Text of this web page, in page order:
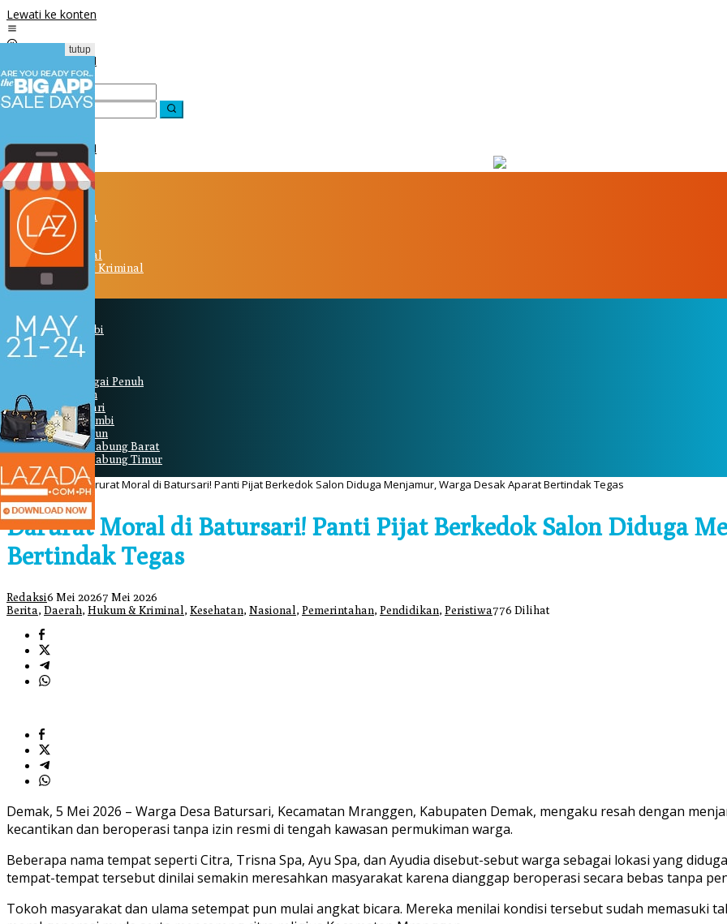
Lewati ke konten
Beranda
Berita
Olahraga
Politik
Nasional
Advetorial
Hukum & Kriminal
Peristiwa
Daerah
Kota Jambi
Bungo
Tebo
Kota Sungai Penuh
Merangin
Batanghari
Muaro Jambi
Sarolangun
Tanjung Jabung Barat
Tanjung Jabung Timur
tutup
Home / BeritaDarurat Moral di Batursari! Panti Pijat Berkedok Salon Diduga Menjamur, Warga Desak Aparat Bertindak Tegas
Darurat Moral di Batursari! Panti Pijat Berkedok Salon Diduga
Bertindak Tegas
Redaksi6 Mei 20267 Mei 2026
Berita, Daerah, Hukum & Kriminal , Kesehatan, Nasional , Pemerintahan, Pendidikan, Peristiwa776 Dilihat
Demak, 5 Mei 2026 – Warga Desa Batursari, Kecamatan Mranggen, Kabupaten Demak, mengaku resah dengan
kecantikan dan beroperasi tanpa izin resmi di tengah kawasan permukiman warga.
Beberapa nama tempat seperti Citra, Trisna Spa, Ayu Spa, dan Ayudia disebut-sebut warga sebagai lokasi yang
tempat-tempat tersebut dinilai semakin meresahkan masyarakat karena dianggap beroperasi secara bebas tanpa
Tokoh masyarakat dan ulama setempat pun mulai angkat bicara. Mereka menilai kondisi tersebut sudah memasuki